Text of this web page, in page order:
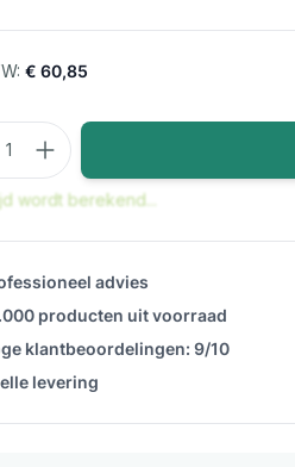
€ 60,85
wordt berekend...
advies
producten uit voorraad
klantbeoordelingen: 9/10
levering